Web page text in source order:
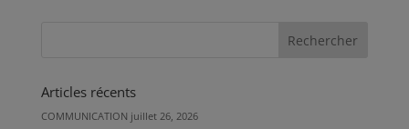
Articles récents
COMMUNICATION juillet 26, 2026